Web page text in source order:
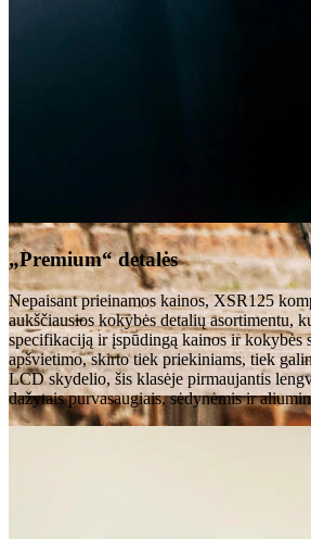
„Premium“ detalės
Nepaisant prieinamos kainos, XSR125
aukščiausios kokybės detalių asortimentu,
specifikaciją ir įspūdingą kainos ir kokybės
apšvietimo, skirto tiek priekiniams, tiek
LCD skydelio, šis klasėje pirmaujantis
dažytais purvasaugiais, sėdynėmis ir